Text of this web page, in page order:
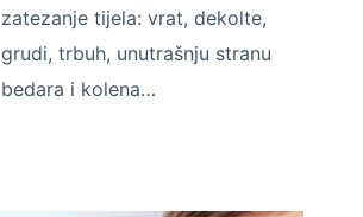
zatezanje tijela: vrat, dekolte,
grudi, trbuh, unutrašnju stranu
bedara i kolena…